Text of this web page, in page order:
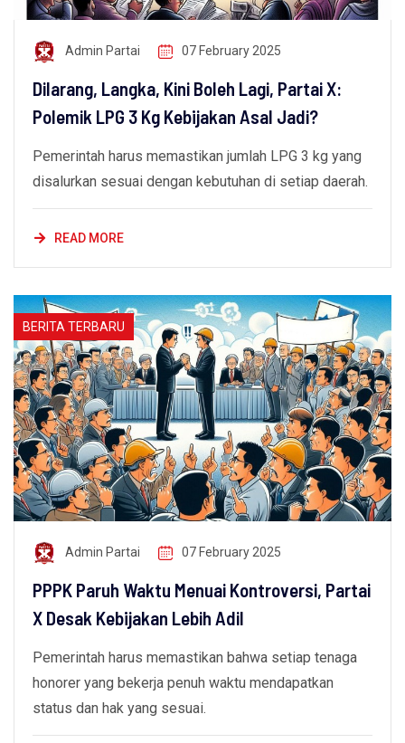
Admin Partai 07 February 2025
Dilarang, Langka, Kini Boleh Lagi, Partai X:
Polemik LPG 3 Kg Kebijakan Asal Jadi?
Pemerintah harus memastikan jumlah LPG 3 kg yang
disalurkan sesuai dengan kebutuhan di setiap daerah.
READ MORE
BERITA TERBARU
Admin Partai 07 February 2025
PPPK Paruh Waktu Menuai Kontroversi, Partai
X Desak Kebijakan Lebih Adil
Pemerintah harus memastikan bahwa setiap tenaga
honorer yang bekerja penuh waktu mendapatkan
status dan hak yang sesuai.